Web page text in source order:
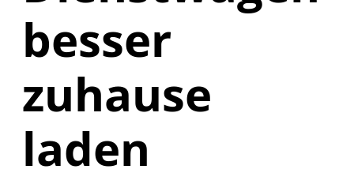
besser
zuhause
laden